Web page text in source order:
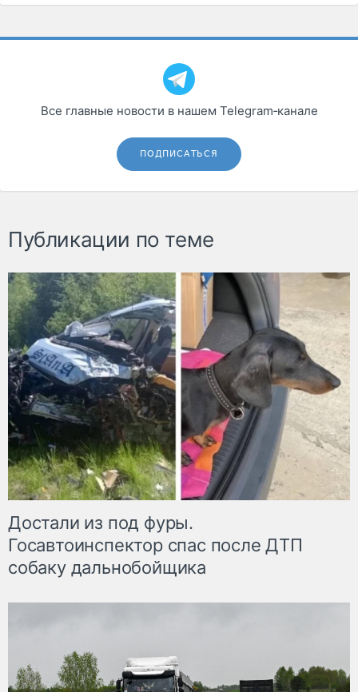
Все главные новости в нашем Telegram‑канале
ПОДПИСАТЬСЯ
Публикации по теме
Достали из под фуры.
Госавтоинспектор спас после ДТП
собаку дальнобойщика